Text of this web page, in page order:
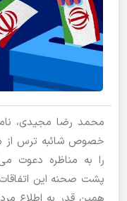
محمد رضا مجیدی،
خصوص شائبه ترس از
را به مناظره دعوت
پشت صحنه این